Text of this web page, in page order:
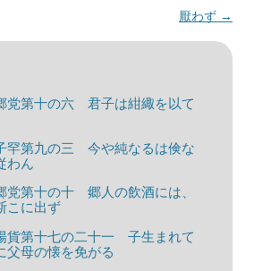
厭わず →
第十の六 君子は紺緅を以て
第九の三 今や純なるは倹な
わん
第十の十 郷人の飲酒には、
こに出ず
第十七の二十一 子生まれて
父母の懐を免がる